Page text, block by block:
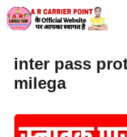
Skip
to
inter pass
milega